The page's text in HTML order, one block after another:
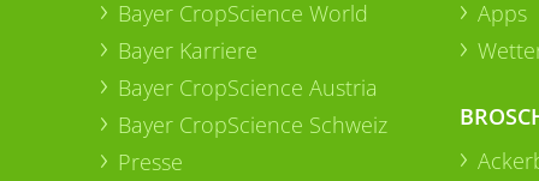
Bayer CropScience World
Bayer Karriere
Bayer CropScience Austria
Bayer CropScience Schweiz
Presse
Apps